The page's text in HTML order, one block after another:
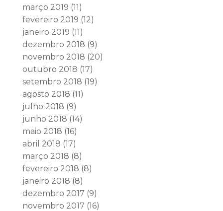
março 2019 (11)
fevereiro 2019 (12)
janeiro 2019 (11)
dezembro 2018 (9)
novembro 2018 (20)
outubro 2018 (17)
setembro 2018 (19)
agosto 2018 (11)
julho 2018 (9)
junho 2018 (14)
maio 2018 (16)
abril 2018 (17)
março 2018 (8)
fevereiro 2018 (8)
janeiro 2018 (8)
dezembro 2017 (9)
novembro 2017 (16)